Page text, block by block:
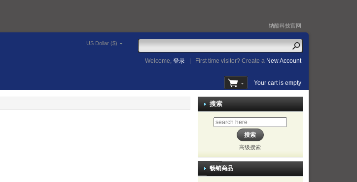
纳酷科技官网
US Dollar ($)
Welcome,登录 First time visitor? Create a New Account
Your cart is empty
搜索
高级搜索
畅销商品